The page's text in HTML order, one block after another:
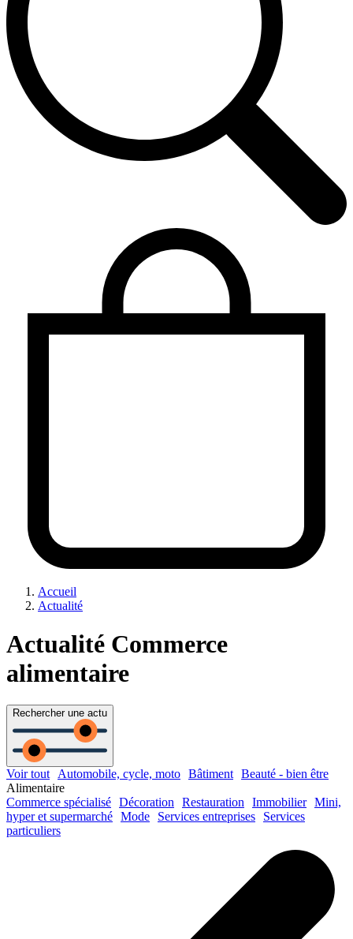
Accueil
Actualité
Actualité Commerce
alimentaire
Rechercher une actu
Voir tout Automobile, cycle, moto Bâtiment Beauté - bien être
Alimentaire
Commerce spécialisé Décoration Restauration Immobilier Mini,
hyper et supermarché Mode Services entreprises
Services
particuliers